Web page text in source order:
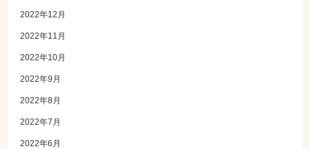
2022年12月
2022年11月
2022年10月
2022年9月
2022年8月
2022年7月
2022年6月